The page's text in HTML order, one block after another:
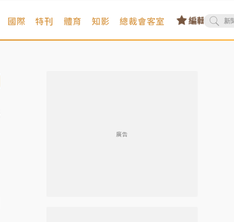
國際 特刊 體育 知影 總裁會客室
廣告